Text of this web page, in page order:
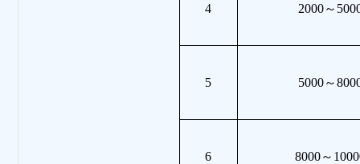
4 2000～
5 5000～
6 8000～